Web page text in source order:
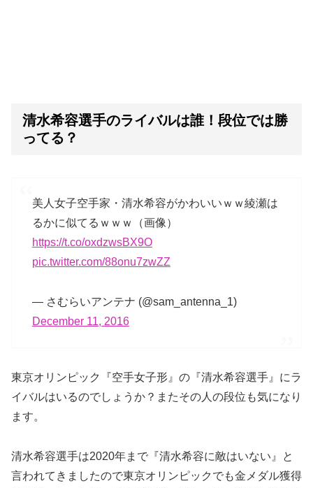
清水希容選手のライバルは誰！段位では勝
ってる？
美人女子空手家・清水希容がかわいいｗｗ綾瀬は
るかに似てるｗｗｗ（画像）
https://t.co/oxdzwsBX9O
pic.twitter.com/88onu7zwZZ
— さむらいアンテナ (@sam_antenna_1)
December 11, 2016
東京オリンピック『空手女子形』の『清水希容選手』にラ
イバルはいるのでしょうか？またその人の段位も気になり
ます。
清水希容選手は2020年まで『清水希容に敵はいない』と
言われてきましたので東京オリンピックでも金メダル獲得